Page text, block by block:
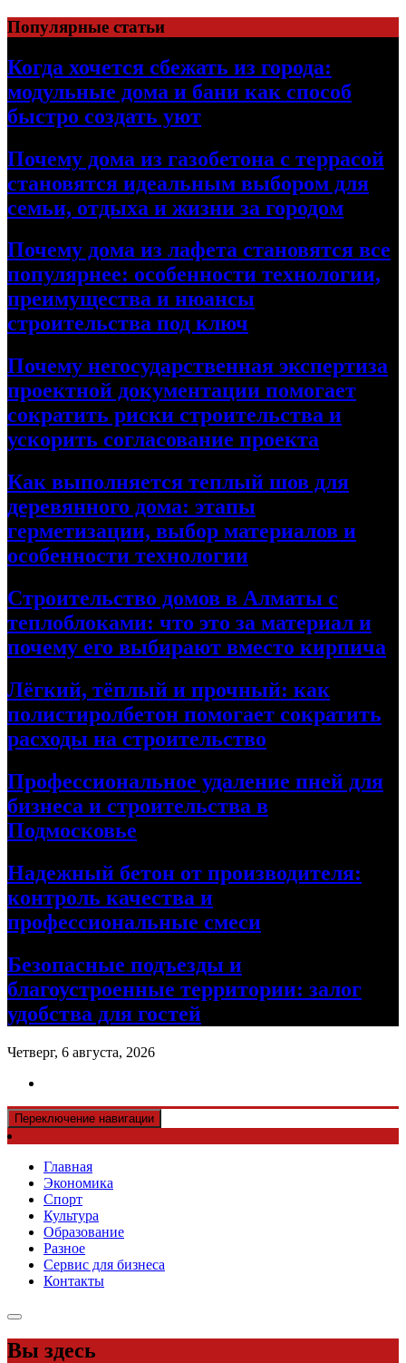
Перейти
к
содержимому
Популярные статьи
Когда хочется сбежать из города:
модульные дома и бани как способ
быстро создать уют
Почему дома из газобетона с террасой
становятся идеальным выбором для
семьи, отдыха и жизни за городом
Почему дома из лафета становятся все
популярнее: особенности технологии,
преимущества и нюансы
строительства под ключ
Почему негосударственная экспертиза
проектной документации помогает
сократить риски строительства и
ускорить согласование проекта
Как выполняется теплый шов для
деревянного дома: этапы
герметизации, выбор материалов и
особенности технологии
Строительство домов в Алматы с
теплоблоками: что это за материал и
почему его выбирают вместо кирпича
Лёгкий, тёплый и прочный: как
полистиролбетон помогает сократить
расходы на строительство
Профессиональное удаление пней для
бизнеса и строительства в
Подмосковье
Надежный бетон от производителя:
контроль качества и
профессиональные смеси
Безопасные подъезды и
благоустроенные территории: залог
удобства для гостей
Четверг, 6 августа, 2026
Переключение навигации
Главная
Экономика
Спорт
Культура
Образование
Разное
Сервис для бизнеса
Контакты
Вы здесь